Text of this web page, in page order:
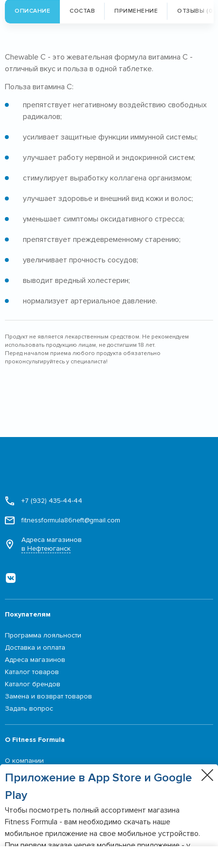
ОПИСАНИЕ СОСТАВ ПРИМЕНЕНИЕ ОТЗЫВЫ (0)
Chewable C - это жевательная формула витамина С -
отличный вкус и польза в одной таблетке.
Польза витамина C:
препятствует негативному воздействию свободных
радикалов;
усиливает защитные функции иммунной системы;
улучшает работу нервной и эндокринной систем;
стимулирует выработку коллагена организмом;
улучшает здоровье и внешний вид кожи и волос;
уменьшает симптомы оксидативного стресса;
препятствует преждевременному старению;
увеличивает прочность сосудов;
выводит вредный холестерин;
нормализует артериальное давление.
Продукт не является лекарственным средством. Не рекомендуем
использовать продукцию лицам, не достигшим 18 лет.
Перед началом приема любого продукта обязательно
проконсультируйтесь у специалиста!
+7 (932) 435-44-44
fitnessformula86neft@gmail.com
Адреса магазинов
в Нефтеюганск
Покупателям
Программа лояльности
Доставка и оплата
Адреса магазинов
Каталог товаров
Каталог брендов
Замена и возврат товаров
Задать вопрос
О Fitness Formula
О компании
Приглашение делать оферты
Контакты
Выгодные предложения
Акции
Приложение в App Store и Google
Play
Чтобы посмотреть полный ассортимент магазина
Fitness Formula - вам необходимо скачать наше
мобильное приложение на свое мобильное устройство.
При первом заказе через мобильное приложение - у